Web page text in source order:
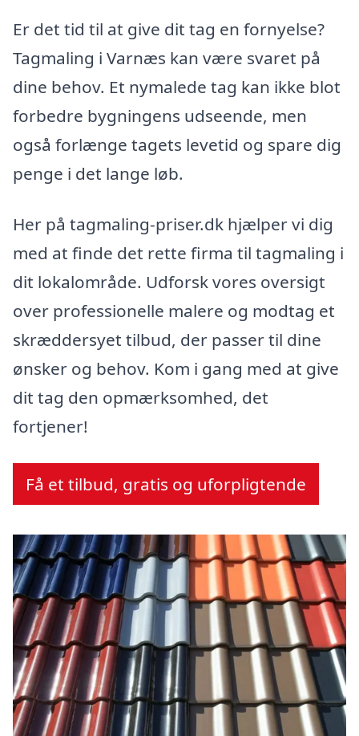
Er det tid til at give dit tag en fornyelse?
Tagmaling i Varnæs kan være svaret på
dine behov. Et nymalede tag kan ikke blot
forbedre bygningens udseende, men
også forlænge tagets levetid og spare dig
penge i det lange løb.
Her på tagmaling-priser.dk hjælper vi dig
med at finde det rette firma til tagmaling i
dit lokalområde. Udforsk vores oversigt
over professionelle malere og modtag et
skræddersyet tilbud, der passer til dine
ønsker og behov. Kom i gang med at give
dit tag den opmærksomhed, det
fortjener!
Få et tilbud, gratis og uforpligtende